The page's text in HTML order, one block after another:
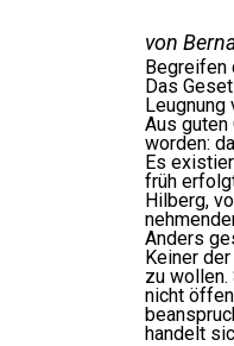
von
Begreifen
Das
Aus
worden:
Es
früh
Hilberg,
Anders
Keiner
zu wollen.
nicht
handelt